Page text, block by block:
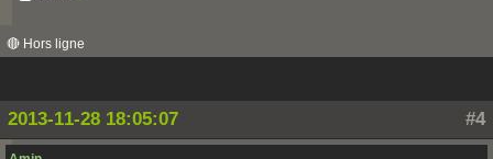
🔴 Hors ligne
#4
2013-11-28 18:05:07